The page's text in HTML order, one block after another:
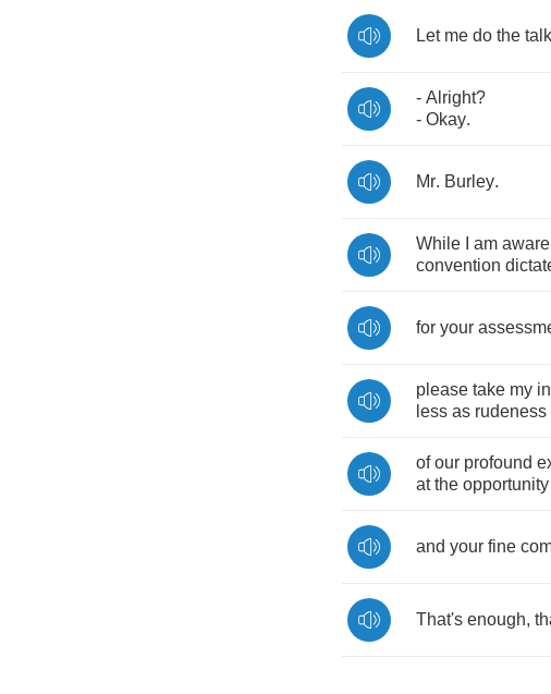
Let me do the
- Alright?
- Okay.
Mr. Burley.
While am aware
convention
for your
please take my
less as rudeness
of our profound
at the opportunity
and your fine
That's enough,